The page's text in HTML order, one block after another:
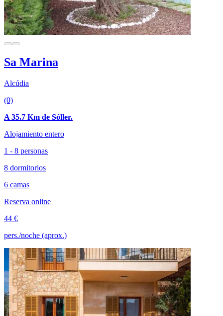
Sa Marina
Alcúdia
(0)
A 35.7 Km de Sóller.
Alojamiento entero
1 - 8 personas
8 dormitorios
6 camas
Reserva online
44 €
pers./noche (aprox.)